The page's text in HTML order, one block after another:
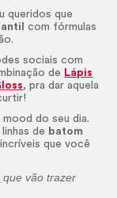
queridos que
com fórmulas
sociais com
de Lápis
, pra dar aquela
do seu dia.
de batom
que você
que vão trazer